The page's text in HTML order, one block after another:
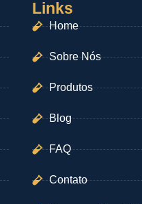
Links
Home
Sobre Nós
Produtos
Blog
FAQ
Contato